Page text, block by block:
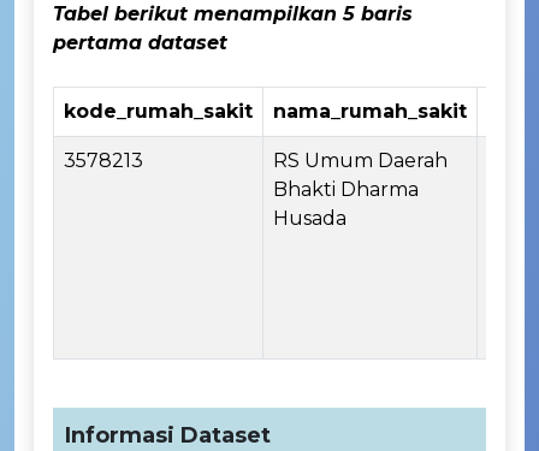
Tabel berikut menampilkan 5 baris
pertama dataset
kode_rumah_sakit nama_rumah_sakit
3578213
RS Umum Daerah
Bhakti Dharma
Husada
Informasi Dataset